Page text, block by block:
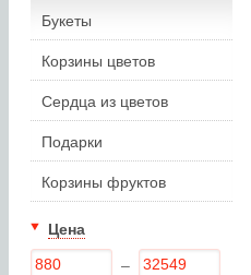
Букеты
Корзины цветов
Сердца из цветов
Подарки
Корзины фруктов
Цена
–